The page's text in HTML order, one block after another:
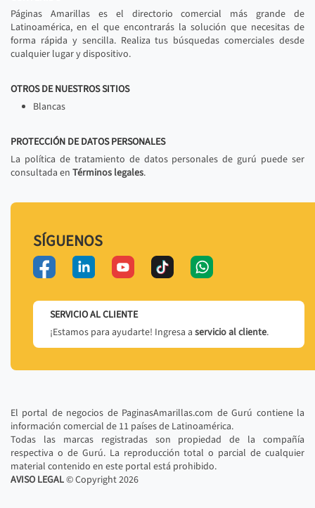
Páginas Amarillas es el directorio comercial más grande de
Latinoamérica, en el que encontrarás la solución que necesitas de
forma rápida y sencilla. Realiza tus búsquedas comerciales desde
cualquier lugar y dispositivo.
OTROS DE NUESTROS SITIOS
Blancas
PROTECCIÓN DE DATOS PERSONALES
La política de tratamiento de datos personales de gurú puede ser
consultada en Términos legales.
SÍGUENOS
SERVICIO AL CLIENTE
¡Estamos para ayudarte! Ingresa a servicio al cliente.
El portal de negocios de PaginasAmarillas.com de Gurú contiene la
información comercial de 11 países de Latinoamérica.
Todas las marcas registradas son propiedad de la compañía
respectiva o de Gurú. La reproducción total o parcial de cualquier
material contenido en este portal está prohibido.
AVISO LEGAL© Copyright2026